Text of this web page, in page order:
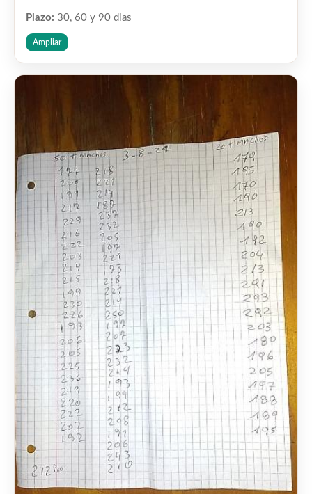
Plazo: 30, 60 y 90 dias
Ampliar